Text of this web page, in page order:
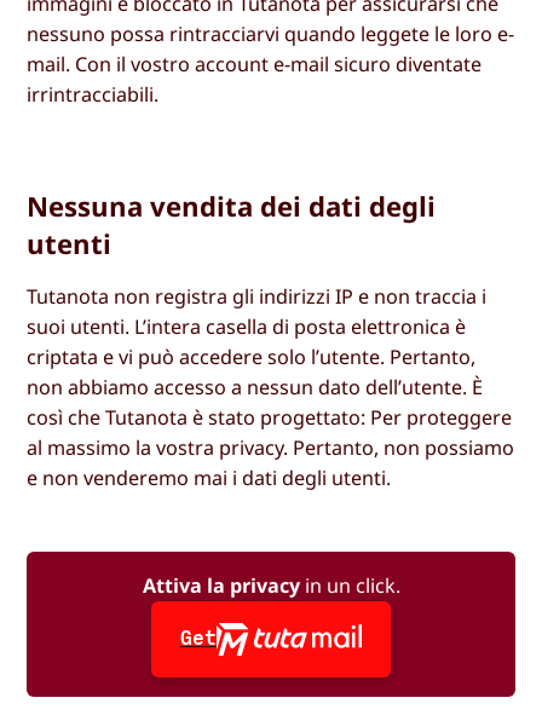
nessuno possa rintracciarvi quando leggete le loro e-
mail. Con il vostro account e-mail sicuro diventate
irrintracciabili.
Nessuna vendita dei dati degli
utenti
Tutanota non registra gli indirizzi IP e non traccia i
suoi utenti. L’intera casella di posta elettronica è
criptata e vi può accedere solo l’utente. Pertanto,
non abbiamo accesso a nessun dato dell’utente. È
così che Tutanota è stato progettato: Per proteggere
al massimo la vostra privacy. Pertanto, non possiamo
e non venderemo mai i dati degli utenti.
Attiva la privacyin un click.
Get